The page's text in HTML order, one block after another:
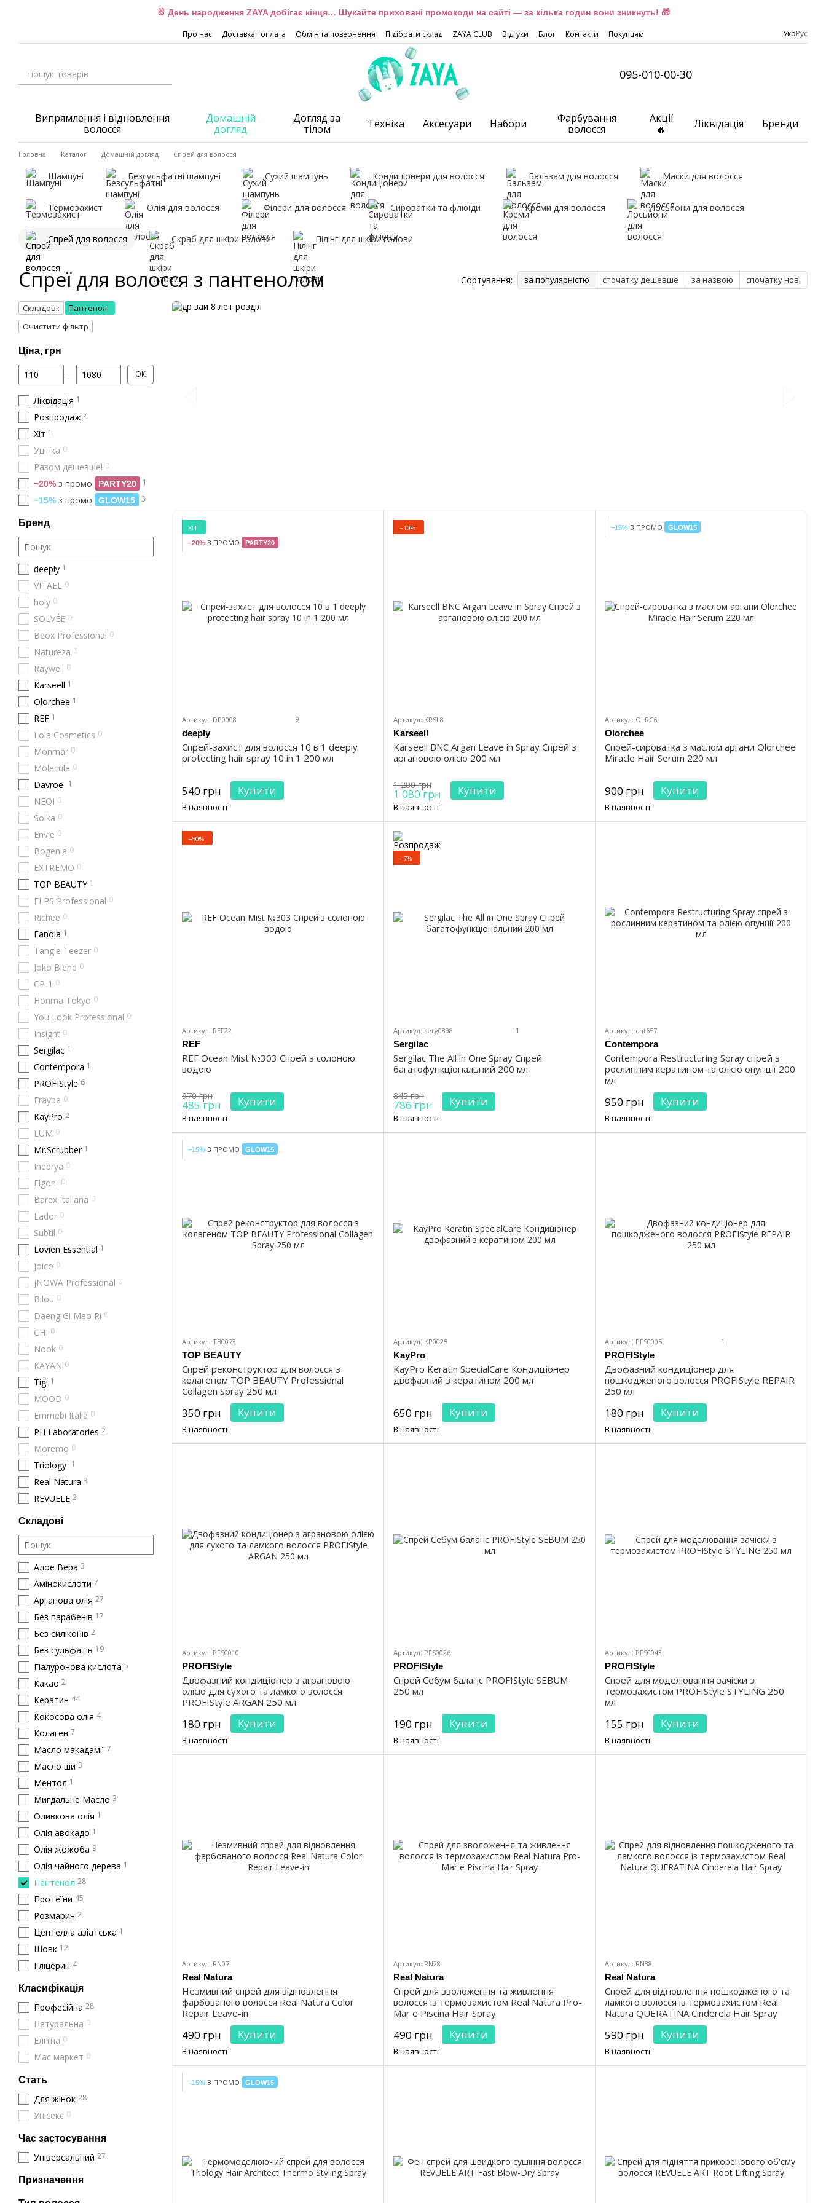
🐰 День народження ZAYA добігає кінця… Шукайте приховані промокоди на сайті — за кілька годин вони зникнуть! 🎁
Про нас Доставка і оплата Обмін та повернення Підібрати склад ZAYA CLUB Відгуки Блог Контакти Покупцям УкрРус
095-010-00-30
Випрямлення і відновлення
волосся
Домашній
догляд
Догляд за
тілом
Техніка Аксесуари Набори
Фарбування
волосся
Акції
🔥
Ліквідація Бренди
Головна Каталог Домашній догляд Спрей для волосся
Шампуні Безсульфатні шампуні Сухий шампунь Кондиціонери для волосся Бальзам для волосся Маски для волосся
Термозахист Олія для волосся Філери для волосся Сироватки та флюїди Креми для волосся Лосьйони для волосся
Спрей для волосся Скраб для шкіри голови Пілінг для шкіри голови
Спреї для волосся з пантенолом Сортування: за популярністю спочатку дешевше за назвою спочатку нові
ХІТ
−20% З ПРОМО PARTY20
Артикул: DP0008 9
deeply
Спрей-захист для волосся 10 в 1 deeply
protecting hair spray 10 in 1 200 мл
540 грн Купити
В наявності
−10%
Артикул: KRSL8
Karseell
Karseell BNC Argan Leave in Spray Спрей з
аргановою олією 200 мл
1 200 грн
1 080 грн Купити
В наявності
−15% З ПРОМО GLOW15
Артикул: OLRC6
Olorchee
Спрей-сироватка з маслом аргани Olorchee
Miracle Hair Serum 220 мл
900 грн Купити
В наявності
−50%
Артикул: REF22
REF
REF Ocean Mist №303 Спрей з солоною
водою
970 грн
485 грн Купити
В наявності
−7%
Артикул: serg0398 11
Sergilac
Sergilac The All in One Spray Спрей
багатофункціональний 200 мл
845 грн
786 грн Купити
В наявності
Артикул: cnt657
Contempora
Contempora Restructuring Spray спрей з
рослинним кератином та олією опунції 200
мл
950 грн Купити
В наявності
−15% З ПРОМО GLOW15
Артикул: TB0073
TOP BEAUTY
Спрей реконструктор для волосся з
колагеном TOP BEAUTY Professional
Collagen Spray 250 мл
350 грн Купити
В наявності
Артикул: KP0025
KayPro
KayPro Keratin SpecialCare Кондиціонер
двофазний з кератином 200 мл
650 грн Купити
В наявності
Артикул: PFS0005 1
PROFIStyle
Двофазний кондиціонер для
пошкодженого волосся PROFIStyle REPAIR
250 мл
180 грн Купити
В наявності
Артикул: PFS0010
PROFIStyle
Двофазний кондиціонер з аграновою
олією для сухого та ламкого волосся
PROFIStyle ARGAN 250 мл
180 грн Купити
В наявності
Артикул: PFS0026
PROFIStyle
Спрей Себум баланс PROFIStyle SEBUM
250 мл
190 грн Купити
В наявності
Артикул: PFS0043
PROFIStyle
Спрей для моделювання зачіски з
термозахистом PROFIStyle STYLING 250
мл
155 грн Купити
В наявності
Артикул: RN07
Real Natura
Незмивний спрей для відновлення
фарбованого волосся Real Natura Color
Repair Leave-in
490 грн Купити
В наявності
Артикул: RN28
Real Natura
Спрей для зволоження та живлення
волосся із термозахистом Real Natura Pro-
Mar e Piscina Hair Spray
490 грн Купити
В наявності
Артикул: RN38
Real Natura
Спрей для відновлення пошкодженого та
ламкого волосся із термозахистом Real
Natura QUERATINA Cinderela Hair Spray
590 грн Купити
В наявності
−15% З ПРОМО GLOW15
Складові:
Пантенол
Очистити фільтр
Ціна, грн
Від Ціна, грн
До Ціна, грн ОК
Ліквідація 1
Розпродаж 4
Хіт 1
Уцінка 0
Разом дешевше! 0
−20% з промо PARTY20 1
−15% з промо GLOW15 3
Бренд
deeply 1
VITAEL 0
holy 0
SOLVÉE 0
Beox Professional 0
Natureza 0
Raywell 0
Karseell 1
Olorchee 1
REF 1
Lola Cosmetics 0
Monmar 0
Molecula 0
Davroe 1
NEQI 0
Soika 0
Envie 0
Bogenia 0
EXTREMO 0
TOP BEAUTY 1
FLPS Professional 0
Richee 0
Fanola 1
Tangle Teezer 0
Joko Blend 0
CP-1 0
Honma Tokyo 0
You Look Professional 0
Insight 0
Sergilac 1
Contempora 1
PROFIStyle 6
Erayba 0
KayPro 2
LUM 0
Mr.Scrubber 1
Inebrya 0
Elgon 0
Barex Italiana 0
Lador 0
Subtil 0
Lovien Essential 1
Joico 0
jNOWA Professional 0
Bilou 0
Daeng Gi Meo Ri 0
CHI 0
Nook 0
KAYAN 0
Tigi 1
MOOD 0
Emmebi Italia 0
PH Laboratories 2
Moremo 0
Triology 1
Real Natura 3
REVUELE 2
Складові
Алое Вера 3
Амінокислоти 7
Арганова олія 27
Без парабенів 17
Без силіконів 2
Без сульфатів 19
Гіалуронова кислота 5
Какао 2
Кератин 44
Кокосова олія 4
Колаген 7
Масло макадамії 7
Масло ши 3
Ментол 1
Мигдальне Масло 3
Оливкова олія 1
Олія авокадо 1
Олія жожоба 9
Олія чайного дерева 1
Пантенол 28
Протеїни 45
Розмарин 2
Центелла азіатська 1
Шовк 12
Гліцерин 4
Класифікація
Професійна 28
Натуральна 0
Елітна 0
Мас маркет 0
Стать
Для жінок 28
Унісекс 0
Час застосування
Універсальний 27
Призначення